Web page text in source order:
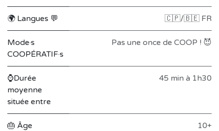
🌍 Langues 💬 🇨🇵/🇧🇪 FR
Mode·s
COOPÉRATIF·s
Pas une once de COOP ! 😈
⌚Durée
moyenne
située entre
45 min à 1h30
🎂 Âge 10+